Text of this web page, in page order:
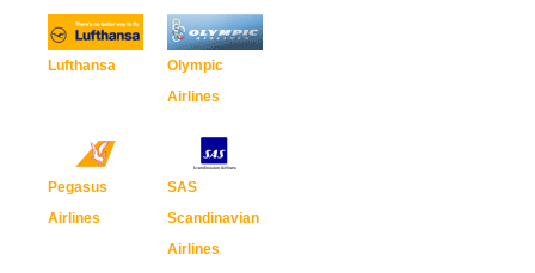
Lufthansa
Olympic
Airlines
Pegasus
Airlines
SAS
Scandinavian
Airlines